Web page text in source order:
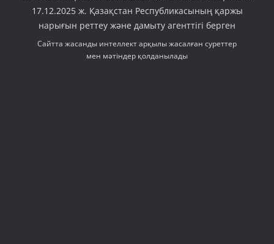
17.12.2025 ж. Қазақстан Республикасының қаржы
нарығын реттеу және дамыту агенттігі берген
Сайтта жасанды интеллект арқылы жасалған суреттер
мен мәтіндер қолданылады